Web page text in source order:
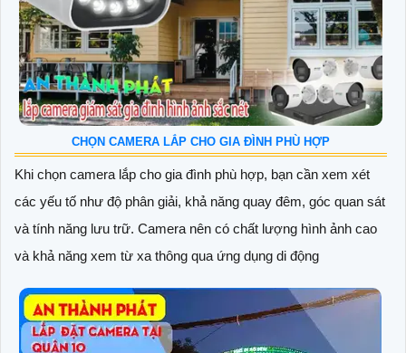
CHỌN CAMERA LẮP CHO GIA ĐÌNH PHÙ HỢP
Khi chọn camera lắp cho gia đình phù hợp, bạn cần xem xét
các yếu tố như độ phân giải, khả năng quay đêm, góc quan sát
và tính năng lưu trữ. Camera nên có chất lượng hình ảnh cao
và khả năng xem từ xa thông qua ứng dụng di động